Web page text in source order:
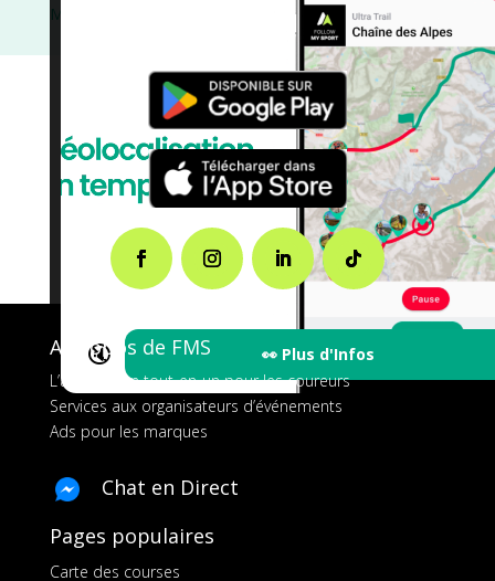
🔇 👀 Plus d'Infos
Montagne
Dénivelé Elevé/courses
Bourgogne Franche-Comté
A propos de FMS
L’application tout-en-un pour les coureurs
Services aux organisateurs d’événements
Ads pour les marques
Chat en Direct
Pages populaires
Carte des courses